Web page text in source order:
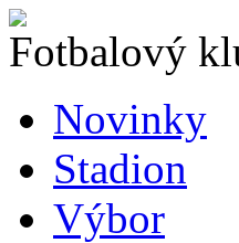
Fotbalový
Novinky
Stadion
Výbor